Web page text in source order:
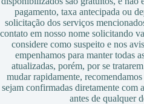
pagamento, taxa antecipada ou
solicitação dos serviços
contato em nosso nome solicitando
considere como suspeito e nos
empenhamos para manter todas
atualizadas, porém, por se
mudar rapidamente,
sejam confirmadas diretamente com
antes de qualquer